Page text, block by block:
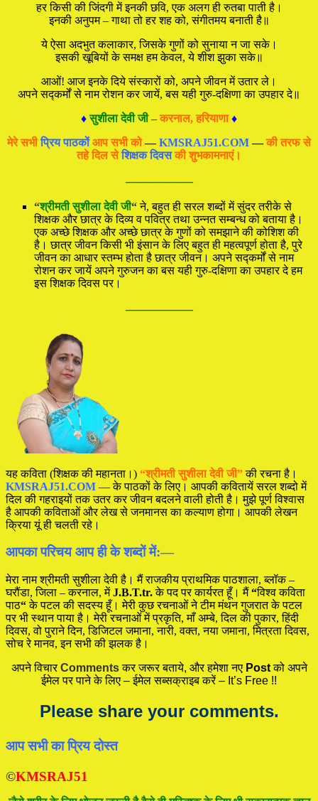
हर किसी की जिंदगी में इनकी छवि, एक अलग ही रुतबा पाती है।
इनकी अनुपम – गाथा तो हर शह को, संगीतमय बनाती है॥
ये ऐसा अदभुत कलाकार, जिसके गुणों को सुनाया न जा सके।
इसकी खूबियों के समक्ष हम केवल, ये शीश झुका सके॥
आओं! आज इनके दिये संस्कारों को, अपने जीवन में उतार ले।
अपने सद्कर्मों से नाम रोशन कर जायें, बस यही गुरु-दक्षिणा का उपहार दे॥
♦सुशीला देवी जी –करनाल, हरियाणा ♦
मेरे सभीप्रिय पाठकोंआप सभी को—KMSRAJ51.COM—की तरफ से
तहे दिल सेशिक्षक दिवसकी शुभकामनाएं।
—————
“श्रीमती सुशीला देवी जी“ने, बहुत ही सरल शब्दों में सुंदर तरीके से
शिक्षक और छात्र के दिव्य व पवित्र तथा उन्नत सम्बन्ध को बताया है।
एक अच्छे शिक्षक और अच्छे छात्र के गुणों को समझाने की कोशिश की
है। छात्र जीवन किसी भी इंसान के लिए बहुत ही महत्वपूर्ण होता है, पुरे
जीवन का आधार स्तम्भ होता है छात्र जीवन। अपने सद्कर्मों से नाम
रोशन कर जायें अपने गुरुजन का बस यही गुरु-दक्षिणा का उपहार दे हम
इस शिक्षक दिवस पर।
—————
यह कविता (शिक्षक की महानता।) “श्रीमती सुशीला देवी जी”की रचना है।
KMSRAJ51.COM — के पाठकों के लिए। आपकी कवितायें सरल शब्दो में
दिल की गहराइयों तक उतर कर जीवन बदलने वाली होती है। मुझे पूर्ण विश्वास
है आपकी कविताओं और लेख से जनमानस का कल्याण होगा। आपकी लेखन
क्रिया यूं ही चलती रहे।
आपका परिचय आप ही के शब्दों में:—
मेरा नाम श्रीमती सुशीला देवी है। मैं राजकीय प्राथमिक पाठशाला, ब्लॉक –
घरौंडा, जिला – करनाल, मेंJ.B.T.tr.के पद पर कार्यरत हूँ। मैं“विश्व कविता
पाठ“के पटल की सदस्य हूँ। मेरी कुछ रचनाओं ने टीम मंथन गुजरात के पटल
पर भी स्थान पाया है। मेरी रचनाओं में प्रकृति, माँ अम्बे, दिल की पुकार, हिंदी
दिवस, वो पुराने दिन, डिजिटल जमाना, नारी, वक्त, नया जमाना, मित्रता दिवस,
सोच रे मानव, इन सभी की झलक है।
अपने विचारCommentsकर जरूर बताये, और हमेशा नए Postको अपने
ईमेल पर पाने के लिए – ईमेल सब्सक्राइब करें – It’s Free !!
Please share your comments.
आप सभी का प्रिय दोस्त
©KMSRAJ51